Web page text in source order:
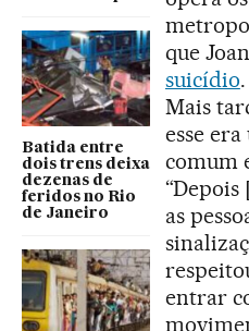
Batida entre
dois trens deixa
dezenas de
feridos no Rio
de Janeiro
que
suicídio
Mais
esse
comum
“Depois
as
entrar